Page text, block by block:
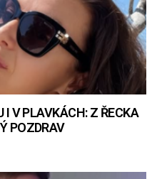
I V PLAVKÁCH: Z ŘECKA
POZDRAV